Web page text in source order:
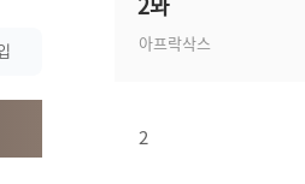
아프락삭스
2